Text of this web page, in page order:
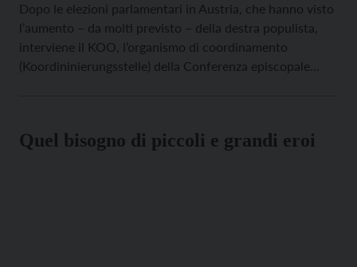
Dopo le elezioni parlamentari in Austria, che hanno visto
l’aumento – da molti previsto – della destra populista,
interviene il KOO, l’organismo di coordinamento
(Koordininierungsstelle) della Conferenza episcopale
Caritas nazionale e diverse congregazioni religiose. […]
Quel bisogno di piccoli e grandi eroi